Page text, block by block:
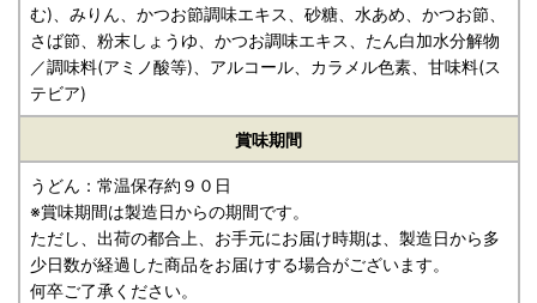
む)、みりん、かつお節調味エキス、砂糖、水あめ、かつお節、
さば節、粉末しょうゆ、かつお調味エキス、たん白加水分解物
／調味料(アミノ酸等)、アルコール、カラメル色素、甘味料(ス
テビア)
賞味期間
うどん：常温保存約９０日
※賞味期間は製造日からの期間です。
ただし、出荷の都合上、お手元にお届け時期は、製造日から多
少日数が経過した商品をお届けする場合がございます。
何卒ご了承ください。